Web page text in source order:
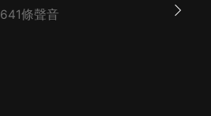
641條聲音